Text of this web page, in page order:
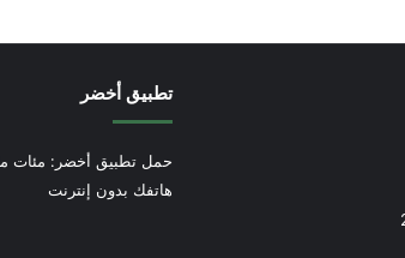
تطبيق أخضر
حمل تطبيق أخضر: مئات
هاتفك بدون إنترنت